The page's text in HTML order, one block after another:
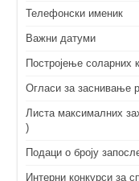
Телефонски именик
Важни датуми
Постројење соларних
Огласи за заснивање
Листа максималних
)
Подаци о броју
Интерни конкурси за